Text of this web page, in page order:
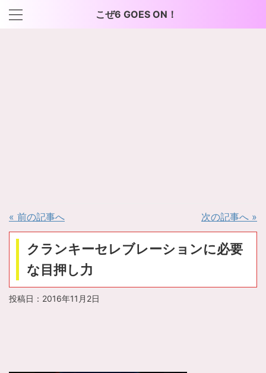
こぜ6 GOES ON！
« 前の記事へ 次の記事へ »
クランキーセレブレーションに必要
な目押し力
投稿日： 2016年11月2日